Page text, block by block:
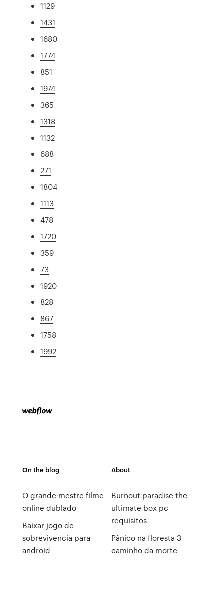
1129
1431
1680
1774
851
1974
365
1318
1132
688
271
1804
1113
478
1720
359
73
1920
828
867
1758
1992
On the blog
O grande mestre filme
online dublado
Baixar jogo de
sobrevivencia para
android
About
Burnout paradise the
ultimate box pc
requisitos
Pânico na floresta 3
caminho da morte